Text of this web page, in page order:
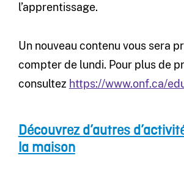
l’apprentissage.
Un nouveau contenu vous sera
compter de lundi. Pour plus de
consultez https://www.onf.ca/
Découvrez d’autres
la maison